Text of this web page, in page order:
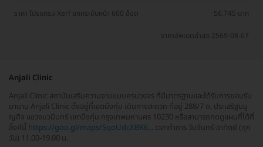
ราคา โปรแกรม Xerf ยกกระชับหน้า 600 ช็อต 56,745 บาท
ราคาอัพเดตล่าสุด 2569-08-07
Anjali Clinic
Anjali Clinic สถาบันเสริมความงามแบบครบวงจร ที่มีมาตรฐานและได้รับการยอมรับ
มานาน Anjali Clinic ตั้งอยู่ที่เขตบึงกุ่ม เดินทางสะดวก ที่อยู่ 288/7 ถ. ประเสริฐมนู
ญกิจ แขวงนวมินทร์ เขตบึงกุ่ม กรุงเทพมหานคร 10230 หรือสามารถกดดูแผนที่ได้ที่
ลิ้งค์นี้ https://goo.gl/maps/5qoUdcXBK6...
วัน) 11.00-19.00 น.